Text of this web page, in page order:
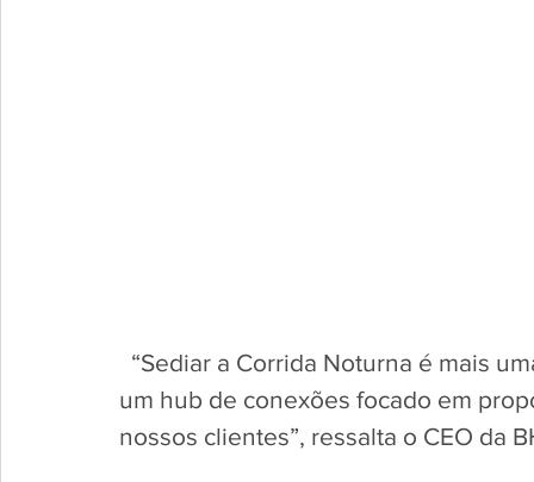
“Sediar a Corrida Noturna é mais
um hub de conexões focado em
nossos clientes”, ressalta o CEO da